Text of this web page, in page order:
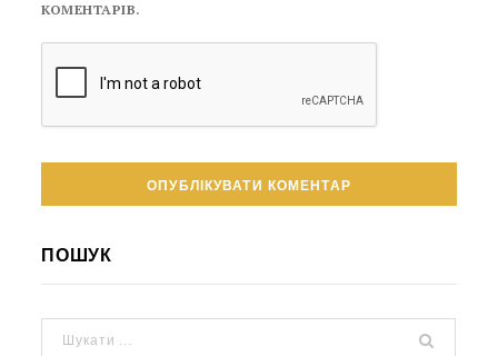
КОМЕНТАРІВ.
ПОШУК